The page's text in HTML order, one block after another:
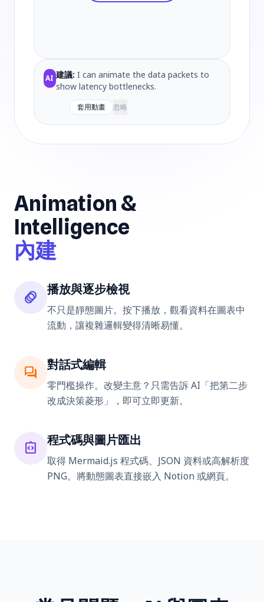
AI 建議: I can animate the data packets to
show latency bottlenecks.
套用動畫 忽略
Animation &
Intelligence
內建
animation
播放與逐步檢視
不只是靜態圖片。按下播放，觀看資料在圖表中
流動，讓複雜邏輯變得清晰易懂。
forum
對話式編輯
零門檻操作。改變主意？只需告訴 AI「把第二步
改成決策菱形」，即可立即更新。
integration_instructions
程式碼與圖片匯出
取得 Mermaid.js 程式碼、JSON 資料或高解析度
PNG。將動態圖表直接嵌入 Notion 或網頁。